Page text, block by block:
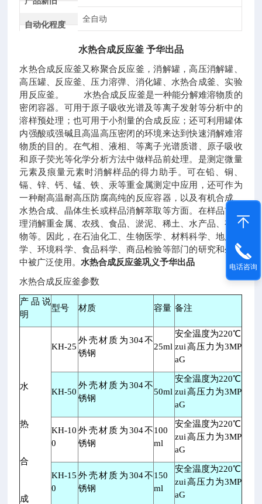
自动化程度
全自动
水热合成反应釜 予华出品
水热合成反应釜又称聚合反应釜，消解罐，高压消解罐、
高压罐、反应釜、压力溶弹、消化罐、水热合成釜、实验
用反应釜。 水热合成反应釜是一种能分解难溶物质的
密闭容器。可用于原子吸收光谱及等离子发射等分析中的
溶样预处理；也可用于小剂量的合成反应；还可利用罐体
内强酸或强碱且高温高压密闭的环境来达到快速消解难溶
物质的目的。在气相、液相、等离子光谱质谱、原子吸收
和原子荧光等化学分析方法中做样品前处理。是测定微量
元素及痕量元素时消解样品的得力助手。可在铅、铜、
镉、锌、钙、锰、铁、汞等重金属测定中应用，还可作为
一种耐高温耐高压防腐高纯的反应容器，以及有机合成、
水热合成、晶体生长或样品消解萃取等方面。在样品前处
理消解重金属、农残、食品、淤泥、稀土、水产品、有机
物等。因此，在石油化工、生物医学、材料科学、地质化
学、环境科学、食品科学、商品检验等部门的研究和生产
中被广泛使用。 水热合成反应釜巩义予华出品
水热合成反应釜参数
产品说
明
型号 材质 容量 备注
水
热
合
成
KH-25
外壳材质为304不
锈钢
25ml
安全温度为220℃
zui高压力为3MP
aG
KH-50
外壳材质为304不
锈钢
50ml
安全温度为220℃
zui高压力为3MP
aG
KH-10
0
外壳材质为304不
锈钢
100
ml
安全温度为220℃
zui高压力为3MP
aG
KH-15
0
外壳材质为304不
锈钢
150
ml
安全温度为220℃
zui高压力为3MP
aG
电话咨询